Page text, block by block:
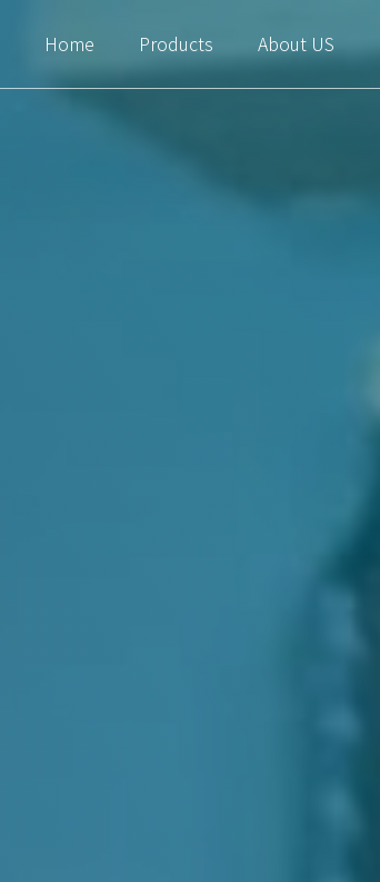
Home Products About US